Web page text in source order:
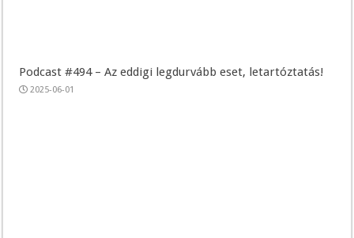
Podcast #494 – Az eddigi legdurvább eset, letartóztatás!
2025-06-01